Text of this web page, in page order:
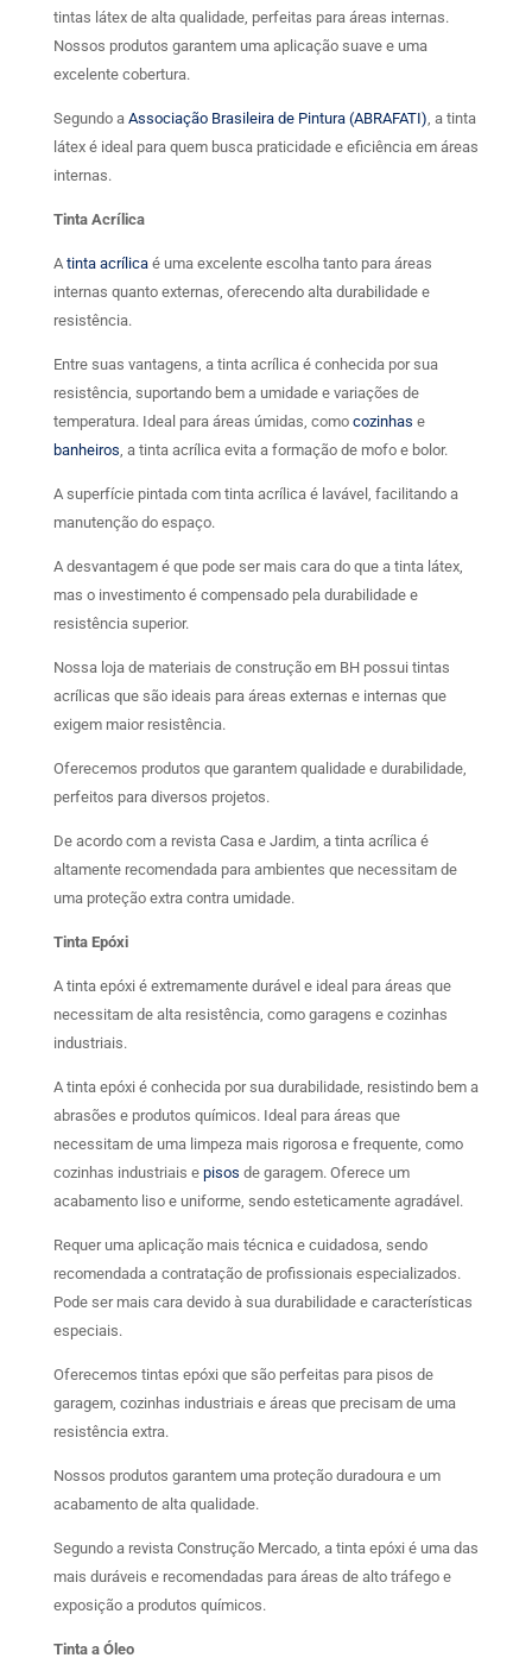
tintas látex de alta qualidade, perfeitas para áreas internas.
Nossos produtos garantem uma aplicação suave e uma
excelente cobertura.
Segundo a Associação Brasileira de Pintura (ABRAFATI), a tinta
látex é ideal para quem busca praticidade e eficiência em áreas
internas.
Tinta Acrílica
A tinta acrílicaé uma excelente escolha tanto para áreas
internas quanto externas, oferecendo alta durabilidade e
resistência.
Entre suas vantagens, a tinta acrílica é conhecida por sua
resistência, suportando bem a umidade e variações de
temperatura. Ideal para áreas úmidas, como cozinhas e
banheiros, a tinta acrílica evita a formação de mofo e bolor.
A superfície pintada com tinta acrílica é lavável, facilitando a
manutenção do espaço.
A desvantagem é que pode ser mais cara do que a tinta látex,
mas o investimento é compensado pela durabilidade e
resistência superior.
Nossa loja de materiais de construção em BH possui tintas
acrílicas que são ideais para áreas externas e internas que
exigem maior resistência.
Oferecemos produtos que garantem qualidade e durabilidade,
perfeitos para diversos projetos.
De acordo com a revista Casa e Jardim, a tinta acrílica é
altamente recomendada para ambientes que necessitam de
uma proteção extra contra umidade.
Tinta Epóxi
A tinta epóxi é extremamente durável e ideal para áreas que
necessitam de alta resistência, como garagens e cozinhas
industriais.
A tinta epóxi é conhecida por sua durabilidade, resistindo bem a
abrasões e produtos químicos. Ideal para áreas que
necessitam de uma limpeza mais rigorosa e frequente, como
cozinhas industriais e pisos de garagem. Oferece um
acabamento liso e uniforme, sendo esteticamente agradável.
Requer uma aplicação mais técnica e cuidadosa, sendo
recomendada a contratação de profissionais especializados.
Pode ser mais cara devido à sua durabilidade e características
especiais.
Oferecemos tintas epóxi que são perfeitas para pisos de
garagem, cozinhas industriais e áreas que precisam de uma
resistência extra.
Nossos produtos garantem uma proteção duradoura e um
acabamento de alta qualidade.
Segundo a revista Construção Mercado, a tinta epóxi é uma das
mais duráveis e recomendadas para áreas de alto tráfego e
exposição a produtos químicos.
Tinta a Óleo